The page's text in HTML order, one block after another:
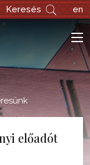
Keresés en
előadót